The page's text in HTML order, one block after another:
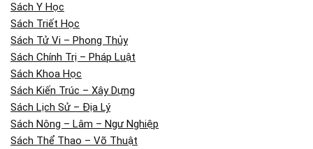
Sách Y Học
Sách Triết Học
Sách Tử Vi – Phong Thủy
Sách Chính Trị – Pháp Luật
Sách Khoa Học
Sách Kiến Trúc – Xây Dựng
Sách Lịch Sử – Địa Lý
Sách Nông – Lâm – Ngư Nghiệp
Sách Thể Thao – Võ Thuật